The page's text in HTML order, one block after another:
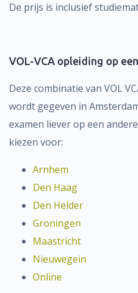
De prijs is inclusief
VOL-VCA opleiding op
Deze combinatie van VOL
wordt gegeven in
examen liever op een
kiezen voor:
Arnhem
Den Haag
Den Helder
Groningen
Maastricht
Nieuwegein
Online